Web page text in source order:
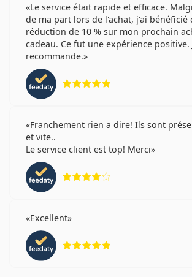
Le service était rapide et efficace.
de ma part lors de l'achat, j'ai bénéficié
réduction de 10 % sur mon prochain
cadeau. Ce fut une expérience positive.
recommande.
Franchement rien a dire! Ils sont
et vite..
Le service client est top! Merci
Excellent